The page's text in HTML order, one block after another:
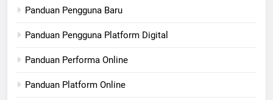
Panduan Pengguna Baru
Panduan Pengguna Platform Digital
Panduan Performa Online
Panduan Platform Online